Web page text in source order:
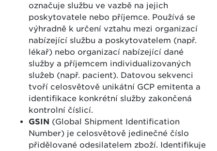
označuje službu ve vazbě na jejich
poskytovatele nebo příjemce. Používá se
výhradně k určení vztahu mezi organizací
nabízející službu a poskytovatelem (např.
lékař) nebo organizací nabízející dané
služby a příjemcem individualizovaných
služeb (např. pacient). Datovou sekvenci
tvoří celosvětově unikátní GCP emitenta a
identifikace konkrétní služby zakončená
kontrolní číslicí.
GSIN (Global Shipment Identification
Number) je celosvětově jedinečné číslo
přidělované odesilatelem zboží. Identifikuje